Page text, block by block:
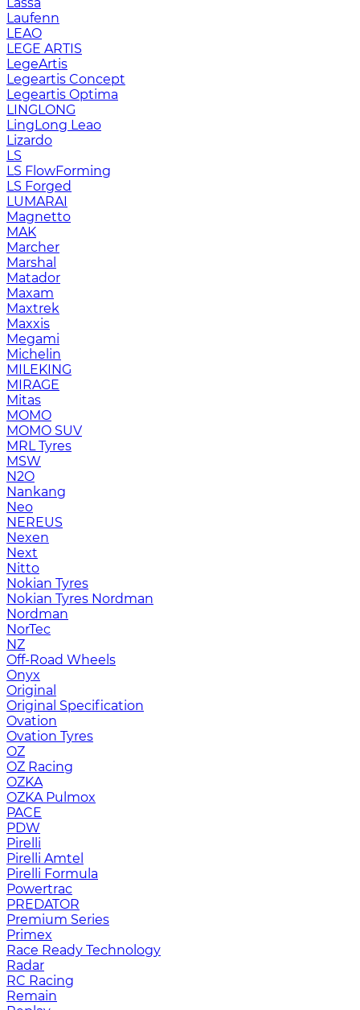
Laufenn
LEAO
LEGE ARTIS
LegeArtis
Legeartis Concept
Legeartis Optima
LINGLONG
LingLong Leao
Lizardo
LS
LS FlowForming
LS Forged
LUMARAI
Magnetto
MAK
Marcher
Marshal
Matador
Maxam
Maxtrek
Maxxis
Megami
Michelin
MILEKING
MIRAGE
Mitas
MOMO
MOMO SUV
MRL Tyres
MSW
N2O
Nankang
Neo
NEREUS
Nexen
Next
Nitto
Nokian Tyres
Nokian Tyres Nordman
Nordman
NorTec
NZ
Off-Road Wheels
Onyx
Original
Original Specification
Ovation
Ovation Tyres
OZ
OZ Racing
OZKA
OZKA Pulmox
PACE
PDW
Pirelli
Pirelli Amtel
Pirelli Formula
Powertrac
PREDATOR
Premium Series
Primex
Race Ready Technology
Radar
RC Racing
Remain